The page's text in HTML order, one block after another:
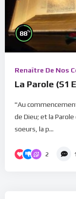
88%
Renaître De Nos
La Parole (S1
"Au
de Dieu; et la
soeurs, la p...
2 1